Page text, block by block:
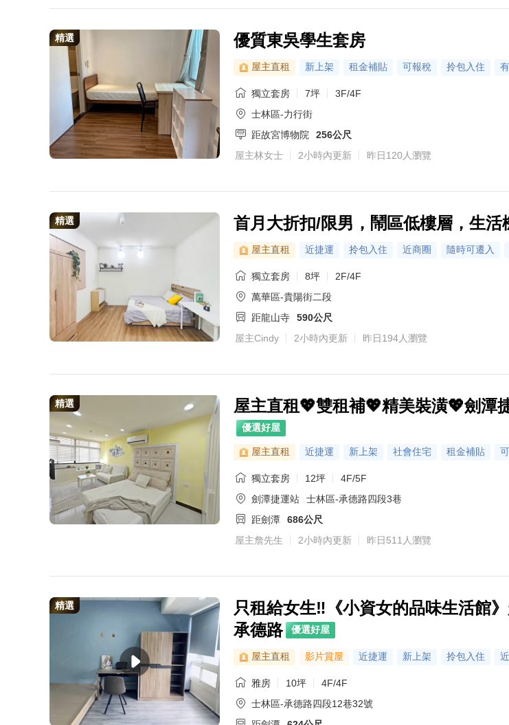
精選 優質東吳學生套房
屋主直租 新上架 租金補貼 可報稅 拎包入住
獨立套房 7坪
3F/4F
士林區-力行街
距故宮博物院
256公尺
屋主林女士
2小時內更新 昨日120人瀏覽
精選 首月大折扣/限男，鬧區低樓層，生活
屋主直租 近捷運 拎包入住 近商圈 隨時可遷入
獨立套房 8坪
2F/4F
萬華區-貴陽街二段
距龍山寺
590公尺
屋主Cindy
2小時內更新 昨日194人瀏覽
精選 屋主直租💖雙租補💖精美裝潢💖劍潭
優選好屋
屋主直租 近捷運 新上架 社會住宅 租金補貼
獨立套房 12坪
4F/5F
劍潭捷運站
士林區-承德路四段3巷
距劍潭
686公尺
屋主詹先生
2小時內更新 昨日511人瀏覽
精選
只租給女生‼️《小資女的品味生活館
承德路
優選好屋
屋主直租 影片賞屋 近捷運 新上架 拎包入住
雅房 10坪
4F/4F
士林區-承德路四段12巷32號